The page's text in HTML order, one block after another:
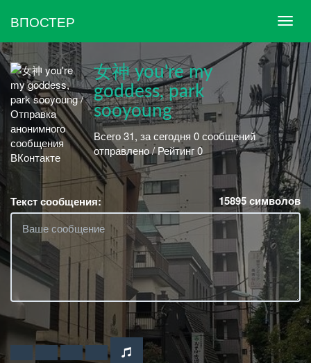
ВПОСТЕР
女神 you're my
goddess, park
sooyoung
Всего 31, за сегодня 0 сообщений
отправлено / Рейтинг 0
Текст сообщения: 15895символов